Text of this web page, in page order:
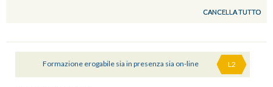
CANCELLA TUTTO
Formazione erogabile sia in presenza sia on-line L2